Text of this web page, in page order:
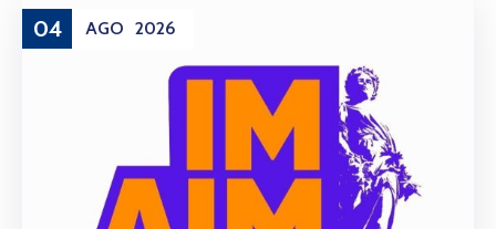
04 AGO 2026